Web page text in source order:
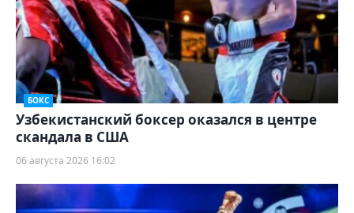
БОКС
Узбекистанский боксер оказался в центре
скандала в США
06 августа 2026 16:02